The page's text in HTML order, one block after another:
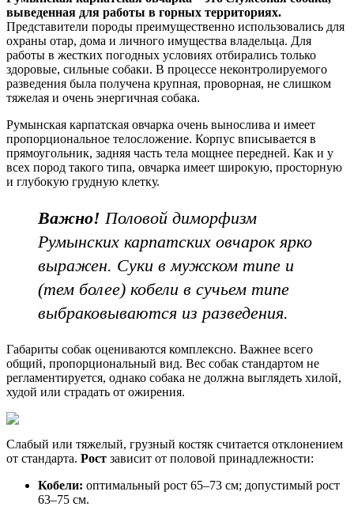
выведенная для работы в горных территориях.
Представители породы преимущественно использовались для
охраны отар, дома и личного имущества владельца. Для
работы в жестких погодных условиях отбирались только
здоровые, сильные собаки. В процессе неконтролируемого
разведения была получена крупная, проворная, не слишком
тяжелая и очень энергичная собака.
Румынская карпатская овчарка очень вынослива и имеет
пропорциональное телосложение. Корпус вписывается в
прямоугольник, задняя часть тела мощнее передней. Как и у
всех пород такого типа, овчарка имеет широкую, просторную
и глубокую грудную клетку.
Важно! Половой диморфизм
Румынских карпатских овчарок ярко
выражен. Суки в мужском типе и
(тем более) кобели в сучьем типе
выбраковываются из разведения.
Габариты собак оцениваются комплексно. Важнее всего
общий, пропорциональный вид. Вес собак стандартом не
регламентируется, однако собака не должна выглядеть хилой,
худой или страдать от ожирения.
Слабый или тяжелый, грузный костяк считается отклонением
от стандарта. Рост зависит от половой принадлежности:
Кобели: оптимальный рост 65–73 см; допустимый рост
63–75 см.